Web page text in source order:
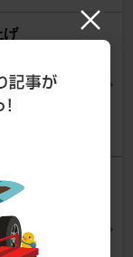
げ
スの延長♪